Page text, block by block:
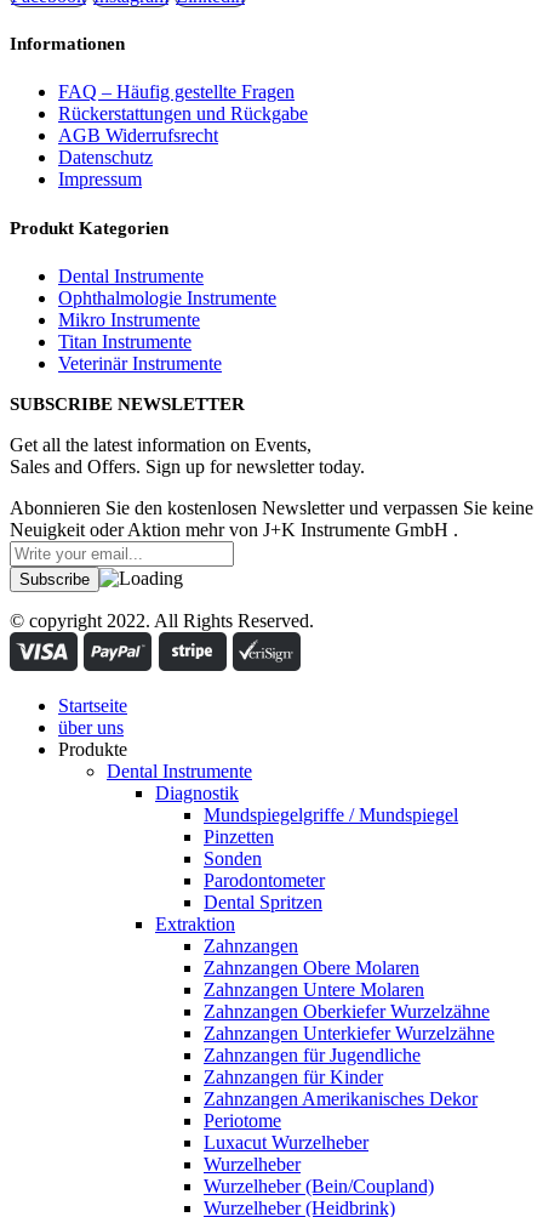
Informationen
FAQ – Häufig gestellte Fragen
Rückerstattungen und Rückgabe
AGB Widerrufsrecht
Datenschutz
Impressum
Produkt Kategorien
Dental Instrumente
Ophthalmologie Instrumente
Mikro Instrumente
Titan Instrumente
Veterinär Instrumente
SUBSCRIBE NEWSLETTER
Get all the latest information on Events,
Sales and Offers. Sign up for newsletter today.
Abonnieren Sie den kostenlosen Newsletter und verpassen Sie keine
Neuigkeit oder Aktion mehr von J+K Instrumente GmbH .
© copyright 2022. All Rights Reserved.
Startseite
über uns
Produkte
Dental Instrumente
Diagnostik
Mundspiegelgriffe / Mundspiegel
Pinzetten
Sonden
Parodontometer
Dental Spritzen
Extraktion
Zahnzangen
Zahnzangen Obere Molaren
Zahnzangen Untere Molaren
Zahnzangen Oberkiefer Wurzelzähne
Zahnzangen Unterkiefer Wurzelzähne
Zahnzangen für Jugendliche
Zahnzangen für Kinder
Zahnzangen Amerikanisches Dekor
Periotome
Luxacut Wurzelheber
Wurzelheber
Wurzelheber (Bein/Coupland)
Wurzelheber (Heidbrink)